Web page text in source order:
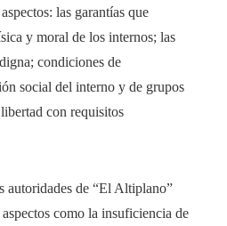
las garantías que
y moral de los internos; las
condiciones de
social del interno y de grupos
con requisitos
autoridades de “El Altiplano”
como la insuficiencia de